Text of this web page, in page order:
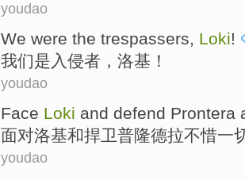
youdao
We were the trespassers, Loki!
我们是 入侵者 ， 洛基 ！
youdao
Face Loki and defend Prontera
面对洛基和捍卫普隆德拉不惜一
youdao